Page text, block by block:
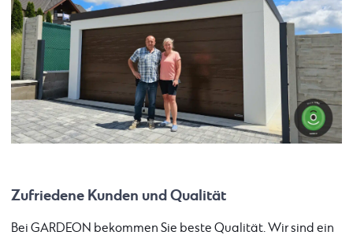
Zufriedene Kunden und Qualität
Bei GARDEON bekommen Sie beste Qualität. Wir sind ein